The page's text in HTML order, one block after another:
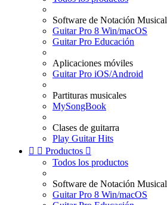
Software de Notación Musical
Guitar Pro 8 Win/macOS
Guitar Pro Educación
Aplicaciones móviles
Guitar Pro iOS/Android
Partituras musicales
MySongBook
Clases de guitarra
Play Guitar Hits
  Productos 
Todos los productos
Software de Notación Musical
Guitar Pro 8 Win/macOS